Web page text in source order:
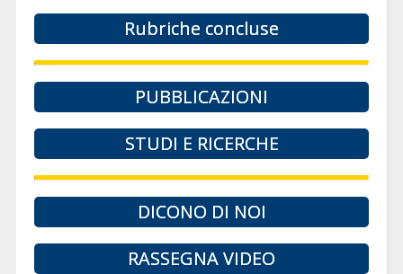
Rubriche concluse
PUBBLICAZIONI
STUDI E RICERCHE
DICONO DI NOI
RASSEGNA VIDEO